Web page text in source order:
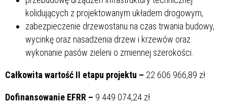
kolidujących z projektowanym układem drogowym,
zabezpieczenie drzewostanu na czas trwania budowy,
wycinkę oraz nasadzenia drzew i krzewów oraz
wykonanie pasów zieleni o zmiennej szerokości.
Całkowita wartość II etapu projektu – 22 606 966,89 zł
Dofinansowanie EFRR – 9 449 074,24 zł